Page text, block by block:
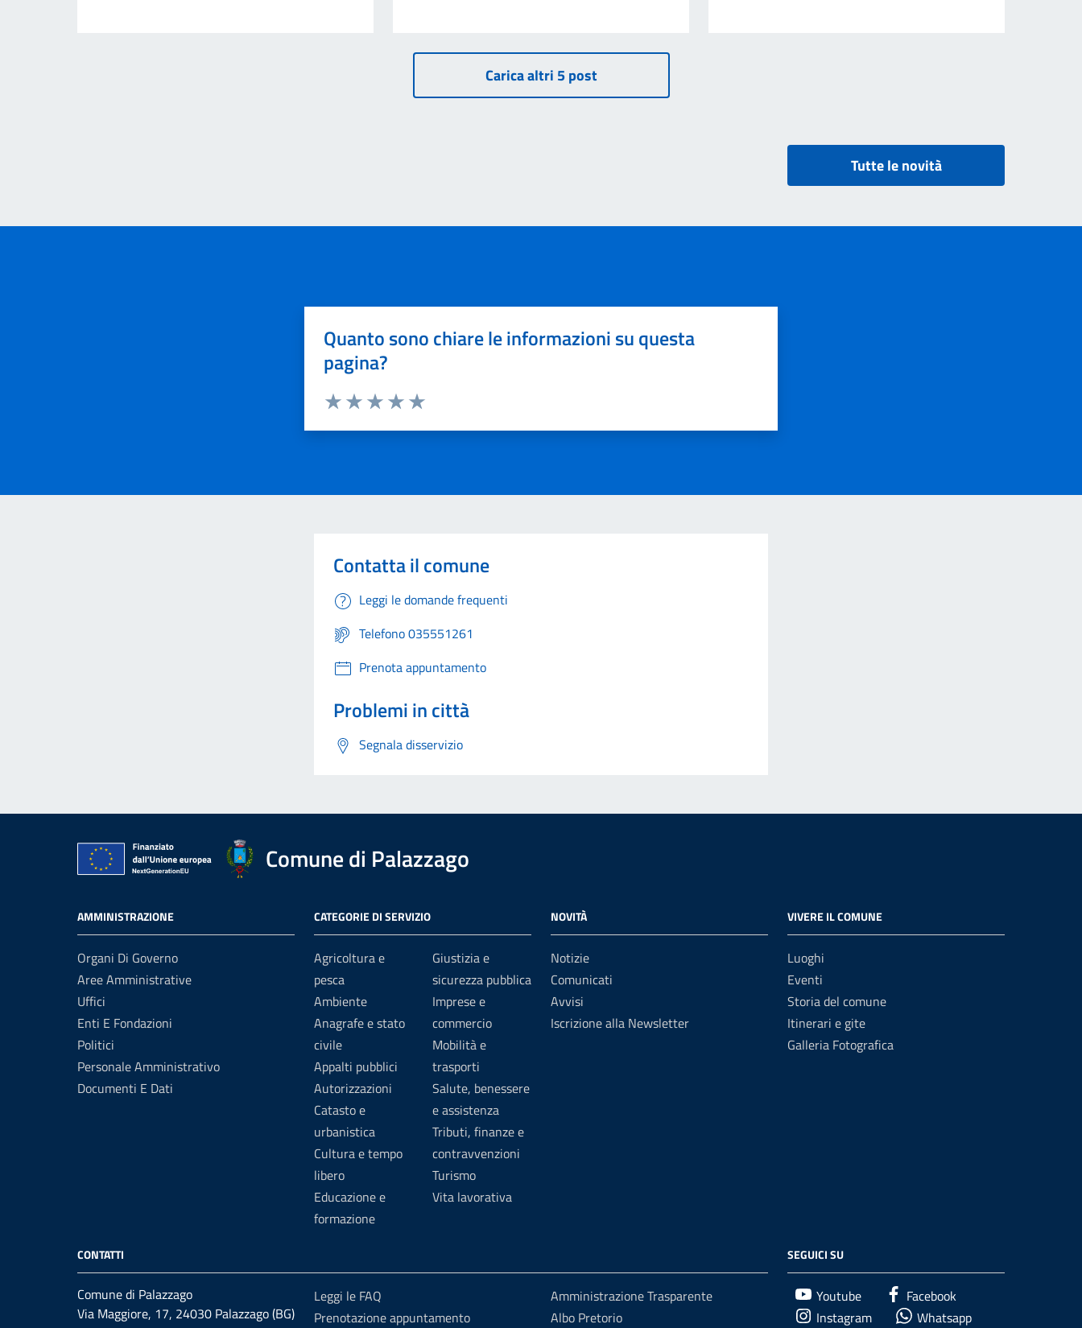
Tutte le novità
Quanto sono chiare le informazioni su questa
pagina?
Contatta il comune
Leggi le domande frequenti
Telefono 035551261
Prenota appuntamento
Problemi in città
Segnala disservizio
Comune di Palazzago
AMMINISTRAZIONE
Organi Di Governo
Aree Amministrative
Uffici
Enti E Fondazioni
Politici
Personale Amministrativo
Documenti E Dati
CATEGORIE DI SERVIZIO
Agricoltura e
pesca
Ambiente
Anagrafe e stato
civile
Appalti pubblici
Autorizzazioni
Catasto e
urbanistica
Cultura e tempo
libero
Educazione e
formazione
Giustizia e
sicurezza pubblica
Imprese e
commercio
Mobilità e
trasporti
Salute, benessere
e assistenza
Tributi, finanze e
contravvenzioni
Turismo
Vita lavorativa
NOVITÀ
Notizie
Comunicati
Avvisi
Iscrizione alla Newsletter
VIVERE IL COMUNE
Luoghi
Eventi
Storia del comune
Itinerari e gite
Galleria Fotografica
CONTATTI
Comune di Palazzago
Via Maggiore, 17, 24030 Palazzago (BG)
Leggi le FAQ
Prenotazione appuntamento
Amministrazione Trasparente
Albo Pretorio
SEGUICI SU
Youtube
Facebook
Instagram
Whatsapp